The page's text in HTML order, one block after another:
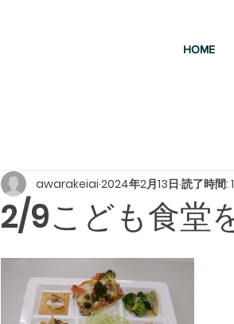
HOME
2/9こども食堂
awarakeiai 2024年2月13日 読了時間: